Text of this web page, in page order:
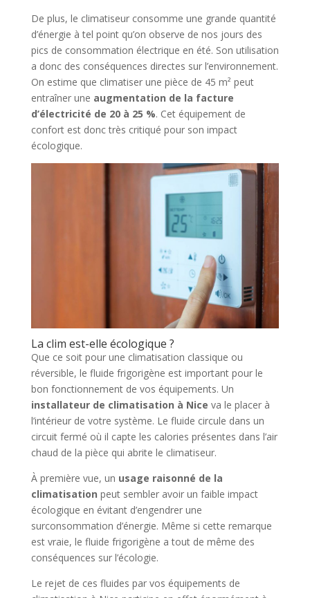
De plus, le climatiseur consomme une grande quantité
d’énergie à tel point qu’on observe de nos jours des
pics de consommation électrique en été. Son utilisation
a donc des conséquences directes sur l’environnement.
On estime que climatiser une pièce de 45 m² peut
entraîner une augmentation de la facture
d’électricité de 20 à 25 %. Cet équipement de
confort est donc très critiqué pour son impact
écologique.
La clim est-elle écologique ?
Que ce soit pour une climatisation classique ou
réversible, le fluide frigorigène est important pour le
bon fonctionnement de vos équipements. Un
installateur de climatisation à Nice va le placer à
l’intérieur de votre système. Le fluide circule dans un
circuit fermé où il capte les calories présentes dans l’air
chaud de la pièce qui abrite le climatiseur.
À première vue, un usage raisonné de la
climatisation peut sembler avoir un faible impact
écologique en évitant d’engendrer une
surconsommation d’énergie. Même si cette remarque
est vraie, le fluide frigorigène a tout de même des
conséquences sur l’écologie.
Le rejet de ces fluides par vos équipements de